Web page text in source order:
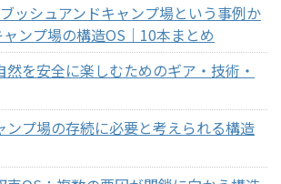
ッシュアンドキャンプ場という事例か
ンプ場の構造OS｜10本まとめ
を安全に楽しむためのギア・技術・
ンプ場の存続に必要と考えられる構造